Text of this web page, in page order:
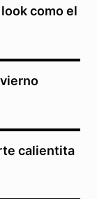
como el
calientita